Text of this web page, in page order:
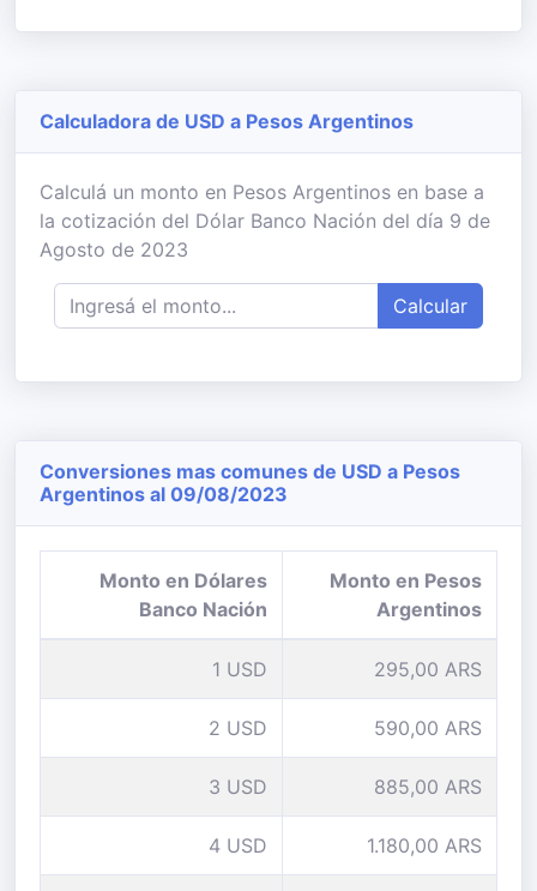
Calculadora de USD a Pesos Argentinos
Calculá un monto en Pesos Argentinos en base a
la cotización del Dólar Banco Nación del día 9 de
Agosto de 2023
Calcular
Conversiones mas comunes de USD a Pesos
Argentinos al 09/08/2023
Monto en Dólares
Banco Nación
Monto en Pesos
Argentinos
1 USD 295,00 ARS
2 USD 590,00 ARS
3 USD 885,00 ARS
4 USD 1.180,00 ARS